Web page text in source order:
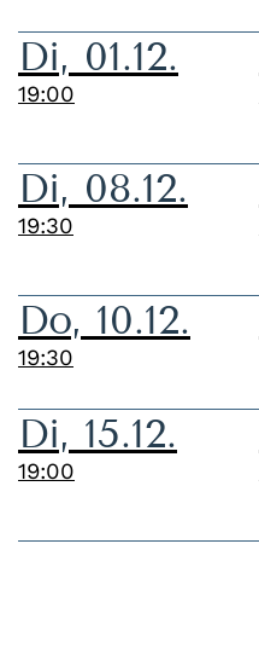
Di, 01.12.
19:00
Di, 08.12.
19:30
Do, 10.12.
19:30
Di, 15.12.
19:00